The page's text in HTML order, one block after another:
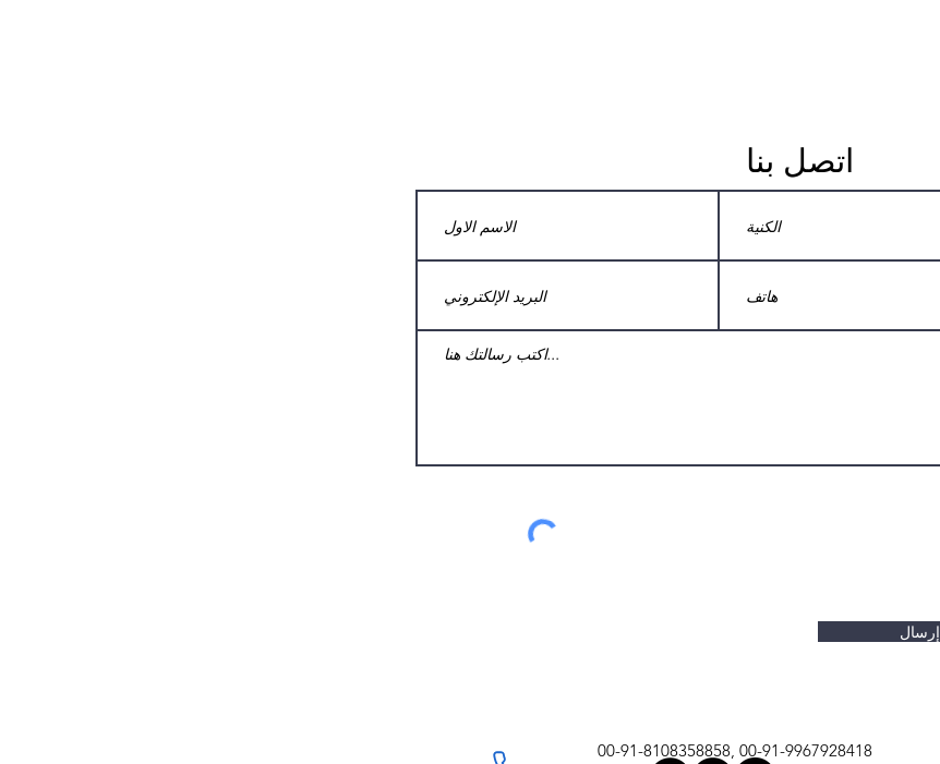
اتصل بنا
إرسال
00-91-8108358858, 00-91-9967928418